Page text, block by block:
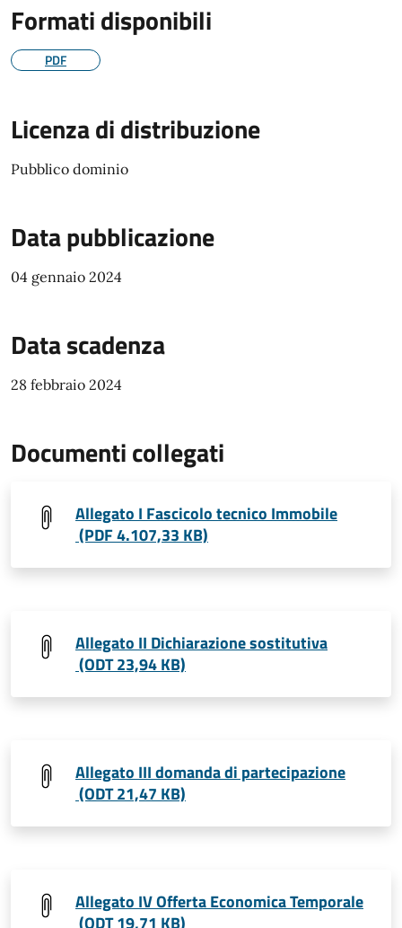
Formati disponibili
PDF
Licenza di distribuzione
Pubblico dominio
Data pubblicazione
04 gennaio 2024
Data scadenza
28 febbraio 2024
Documenti collegati
Allegato I Fascicolo tecnico Immobile
(PDF 4.107,33 KB)
Allegato II Dichiarazione sostitutiva
(ODT 23,94 KB)
Allegato III domanda di partecipazione
(ODT 21,47 KB)
Allegato IV Offerta Economica Temporale
(ODT 19,71 KB)